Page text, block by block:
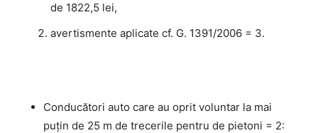
de 1822,5 lei,
avertismente aplicate cf. G. 1391/2006 = 3.
Conducători auto care au oprit voluntar la mai
puţin de 25 m de trecerile pentru de pietoni = 2: